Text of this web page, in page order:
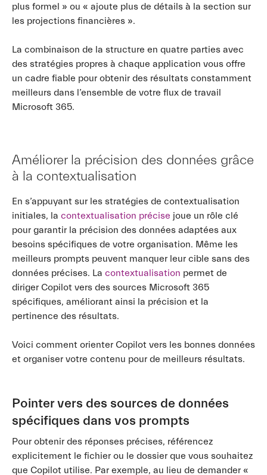
plus formel » ou « ajoute plus de détails à la section sur
les projections financières ».
La combinaison de la structure en quatre parties avec
des stratégies propres à chaque application vous offre
un cadre fiable pour obtenir des résultats constamment
meilleurs dans l’ensemble de votre flux de travail
Microsoft 365.
Améliorer la précision des données grâce
à la contextualisation
En s’appuyant sur les stratégies de contextualisation
initiales, la contextualisation précise joue un rôle clé
pour garantir la précision des données adaptées aux
besoins spécifiques de votre organisation. Même les
meilleurs prompts peuvent manquer leur cible sans des
données précises. La contextualisation permet de
diriger Copilot vers des sources Microsoft 365
spécifiques, améliorant ainsi la précision et la
pertinence des résultats.
Voici comment orienter Copilot vers les bonnes données
et organiser votre contenu pour de meilleurs résultats.
Pointer vers des sources de données
spécifiques dans vos prompts
Pour obtenir des réponses précises, référencez
explicitement le fichier ou le dossier que vous souhaitez
que Copilot utilise. Par exemple, au lieu de demander «